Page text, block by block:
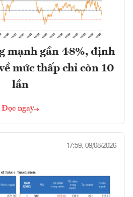
mạnh gần 48%, định
mức thấp chỉ còn 10
lần
Đọc ngay
17:59, 09/08/2026